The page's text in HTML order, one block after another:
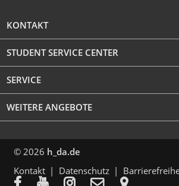
KONTAKT
STUDENT SERVICE CENTER
SERVICE
WEITERE ANGEBOTE
© 2026 h_da.de
Kontakt
Datenschutz
    